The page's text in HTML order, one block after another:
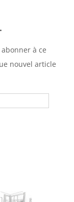
à ce
nouvel article